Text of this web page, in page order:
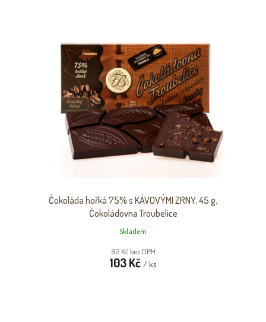
Čokoláda hořká 75% s KÁVOVÝMI ZRNY, 45 g,
Čokoládovna Troubelice
Skladem
92 Kč bez DPH
103 Kč / ks